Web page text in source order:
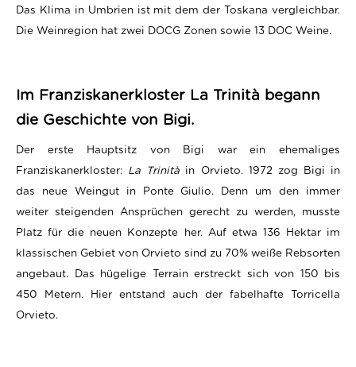
Das Klima in Umbrien ist mit dem der Toskana vergleichbar.
Die Weinregion hat zwei DOCG Zonen sowie 13 DOC Weine.
Im Franziskanerkloster La Trinità begann
die Geschichte von Bigi.
Der erste Hauptsitz von Bigi war ein ehemaliges
Franziskanerkloster: La Trinità in Orvieto. 1972 zog Bigi in
das neue Weingut in Ponte Giulio. Denn um den immer
weiter steigenden Ansprüchen gerecht zu werden, musste
Platz für die neuen Konzepte her. Auf etwa 136 Hektar im
klassischen Gebiet von Orvieto sind zu 70% weiße Rebsorten
angebaut. Das hügelige Terrain erstreckt sich von 150 bis
450 Metern. Hier entstand auch der fabelhafte Torricella
Orvieto.